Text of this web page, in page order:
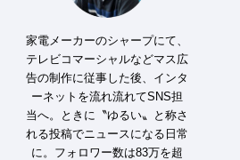
家電メーカーのシャープにて、
テレビコマーシャルなどマス広
告の制作に従事した後、インタ
ーネットを流れ流れてSNS担
当へ。ときに〝ゆるい〟と称さ
れる投稿でニュースになる日常
に。フォロワー数は83万を超